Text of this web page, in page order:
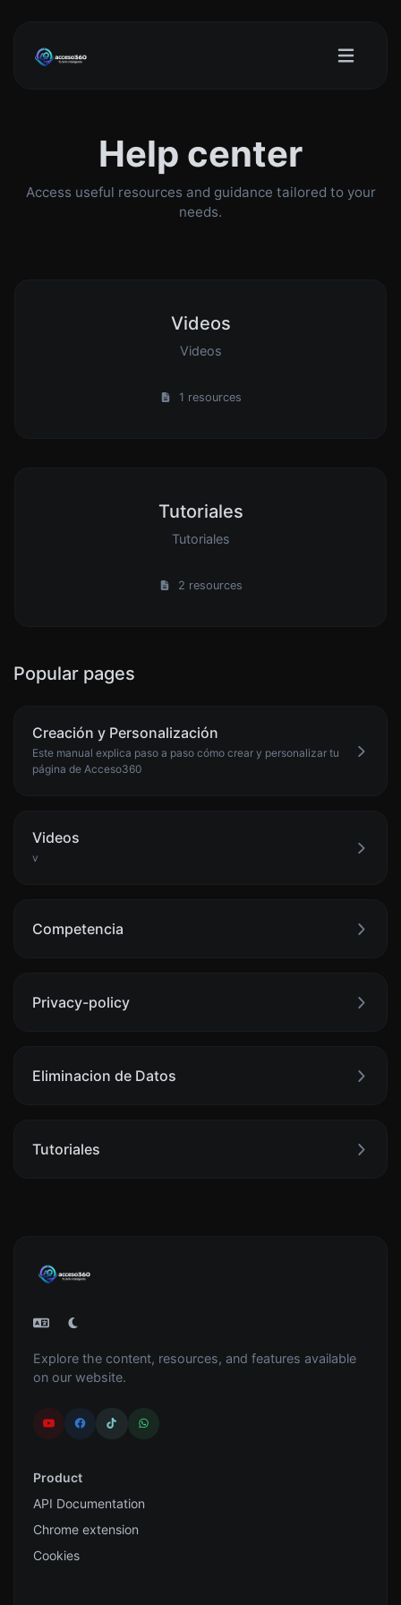
Help center
Access useful resources and guidance tailored to your
needs.
Videos
Videos
1 resources
Tutoriales
Tutoriales
2 resources
Popular pages
Creación y Personalización
Este manual explica paso a paso cómo crear y personalizar tu
página de Acceso360
Videos
v
Competencia
Privacy-policy
Eliminacion de Datos
Tutoriales
Explore the content, resources, and features available
on our website.
Product
API Documentation
Chrome extension
Cookies